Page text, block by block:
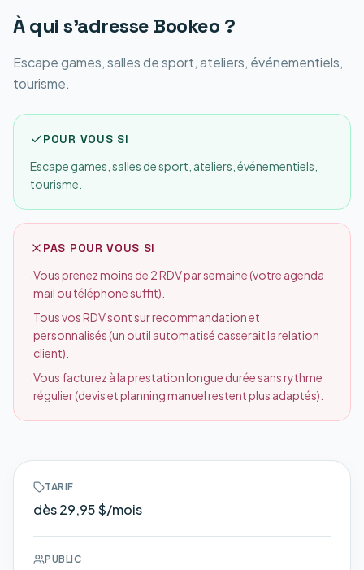
À qui s'adresse Bookeo ?
Escape games, salles de sport, ateliers, événementiels,
tourisme.
POUR VOUS SI
Escape games, salles de sport, ateliers, événementiels,
tourisme.
PAS POUR VOUS SI
·Vous prenez moins de 2 RDV par semaine (votre agenda
mail ou téléphone suffit).
·Tous vos RDV sont sur recommandation et
personnalisés (un outil automatisé casserait la relation
client).
·Vous facturez à la prestation longue durée sans rythme
régulier (devis et planning manuel restent plus adaptés).
TARIF
dès 29,95 $/mois
PUBLIC